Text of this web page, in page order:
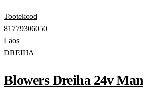
Tootekood
81779306050
Laos
DREIHA
Blowers Dreiha 24v Man